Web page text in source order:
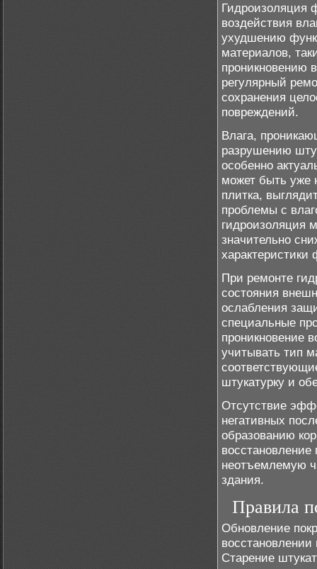
Гидроизоляция
воздействия
ухудшению
материалов,
проникновению
регулярный
сохранения
повреждений.
Влага,
разрушению
особенно
может быть уже
плитка,
проблемы с
гидроизоляция
значительно
характеристики
При ремонте
состояния
ослабления
специальные
проникновение
учитывать тип
штукатурку и
Отсутствие
негативных
образованию
неотъемлемую
здания.
Правила
Обновление
Старение